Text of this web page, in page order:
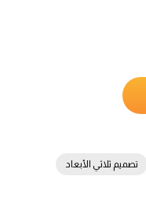
تصميم ثلاثي الأبعاد